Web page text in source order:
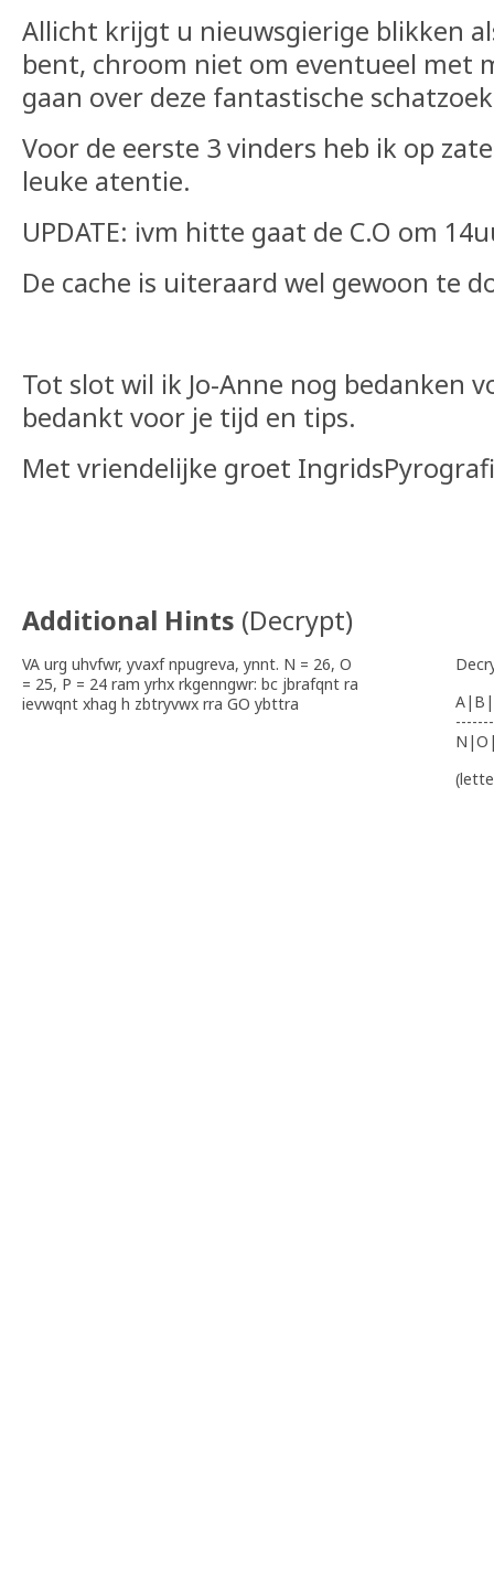
Allicht krijgt u nieuwsgierige blikken
bent, chroom niet om eventueel met
gaan over deze fantastische
Voor de eerste 3 vinders heb ik op
leuke atentie.
UPDATE: ivm hitte gaat de C.O om
De cache is uiteraard wel gewoon te
Tot slot wil ik Jo-Anne nog bedanken
bedankt voor je tijd en tips.
Met vriendelijke groet
Additional Hints (Decrypt)
VA urg uhvfwr, yvaxf npugreva, ynnt. N = 26, O
= 25, P = 24 ram yrhx rkgenngwr: bc jbrafqnt ra
ievwqnt xhag h zbtryvwx rra GO ybttra